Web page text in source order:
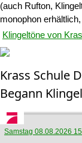
(auch Rufton,
monophon
Klingeltöne von
Krass Schule
Begann
Samstag 08.08.2026